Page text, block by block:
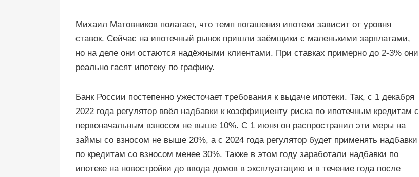
Михаил Матовников полагает, что темп погашения ипотеки зависит от уровня
ставок. Сейчас на ипотечный рынок пришли заёмщики с маленькими зарплатами,
но на деле они остаются надёжными клиентами. При ставках примерно до 2-3% они
реально гасят ипотеку по графику.
Банк России постепенно ужесточает требования к выдаче ипотеки. Так, с 1 декабря
2022 года регулятор ввёл надбавки к коэффициенту риска по ипотечным кредитам с
первоначальным взносом не выше 10%. С 1 июня он распространил эти меры на
займы со взносом не выше 20%, а с 2024 года регулятор будет применять надбавки
по кредитам со взносом менее 30%. Также в этом году заработали надбавки по
ипотеке на новостройки до ввода домов в эксплуатацию и в течение года после